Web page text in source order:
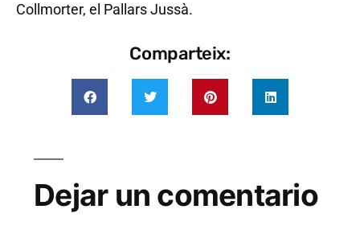
Collmorter, el Pallars Jussà.
Comparteix:
Dejar un comentario